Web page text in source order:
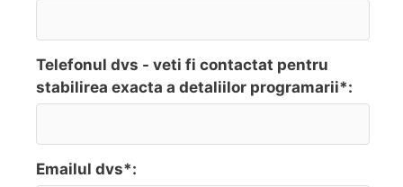
Telefonul dvs - veti fi contactat pentru
stabilirea exacta a detaliilor programarii*:
Emailul dvs*: